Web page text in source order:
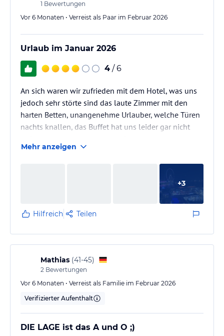
1 Bewertungen
Vor 6 Monaten • Verreist als Paar im Februar 2026
Urlaub im Januar 2026
4 / 6
An sich waren wir zufrieden mit dem Hotel, was uns
jedoch sehr störte sind das laute Zimmer mit den
harten Betten, unangenehme Urlauber, welche Türen
nachts knallen, das Buffet hat uns leider gar nicht
Marina Frühstück gekauft.
Mehr anzeigen
+3
Hilfreich Teilen
Mathias (41-45)
2 Bewertungen
Vor 6 Monaten • Verreist als Familie im Februar 2026
Verifizierter Aufenthalt
DIE LAGE ist das A und O ;)